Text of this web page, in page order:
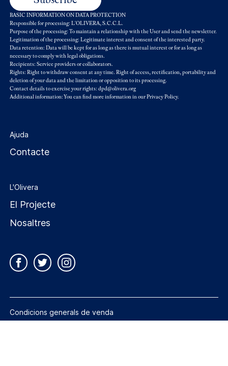
BASIC INFORMATION ON DATA PROTECTION
Responsible for processing: L'OLIVERA, S.C.C.L.
Purpose of the processing: To maintain a relationship with the User and send the newsletter.
Legitimation of the processing: Legitimate interest and consent of the interested party.
Data retention: Data will be kept for as long as there is mutual interest or for as long as
necessary to comply with legal obligations.
Recipients: Service providers or collaborators.
Rights: Right to withdraw consent at any time. Right of access, rectification, portability and
deletion of your data and the limitation or opposition to its processing.
Contact details to exercise your rights: dpd@olivera.org
Additional information: You can find more information in ourPrivacy Policy.
Ajuda
Contacte
L'Olivera
El Projecte
Nosaltres
Condicions generals de venda